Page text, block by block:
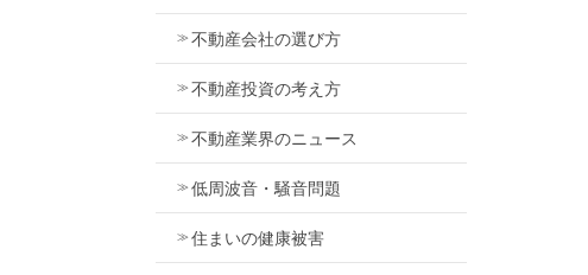
不動産会社の選び方
不動産投資の考え方
不動産業界のニュース
低周波音・騒音問題
住まいの健康被害